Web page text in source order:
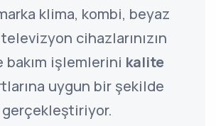
klima, kombi, beyaz
cihazlarınızın
bakım işlemlerini kalite
uygun bir şekilde
gerçekleştiriyor.